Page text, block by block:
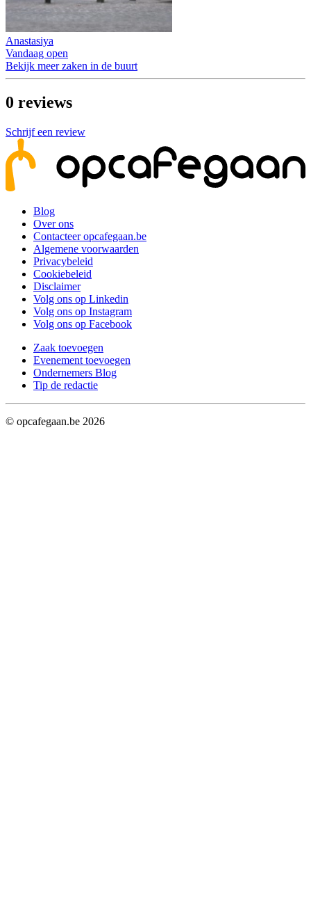
Anastasiya
Vandaag open
Bekijk meer zaken in de buurt
0 reviews
Schrijf een review
Blog
Over ons
Contacteer opcafegaan.be
Algemene voorwaarden
Privacybeleid
Cookiebeleid
Disclaimer
Volg ons op Linkedin
Volg ons op Instagram
Volg ons op Facebook
Zaak toevoegen
Evenement toevoegen
Ondernemers Blog
Tip de redactie
© opcafegaan.be 2026